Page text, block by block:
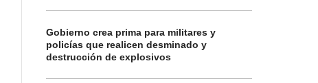
Gobierno crea prima para militares y
policías que realicen desminado y
destrucción de explosivos